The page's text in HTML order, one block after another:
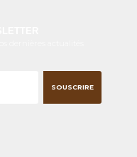
SOUSCRIRE